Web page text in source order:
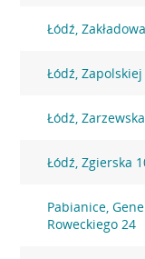
Łódź,
Łódź, Zapolskiej
Łódź,
Łódź, Zgierska
Pabianice,
Roweckiego 24